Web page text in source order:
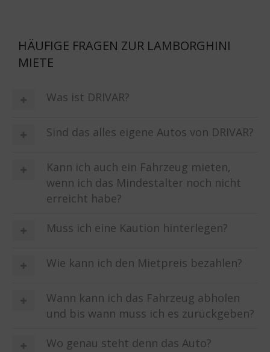
HÄUFIGE FRAGEN ZUR LAMBORGHINI
MIETE
Was ist DRIVAR?
Sind das alles eigene Autos von DRIVAR?
Kann ich auch ein Fahrzeug mieten,
wenn ich das Mindestalter noch nicht
erreicht habe?
Muss ich eine Kaution hinterlegen?
Wie kann ich den Mietpreis bezahlen?
Wann kann ich das Fahrzeug abholen
und bis wann muss ich es zurückgeben?
Wo genau steht denn das Auto?